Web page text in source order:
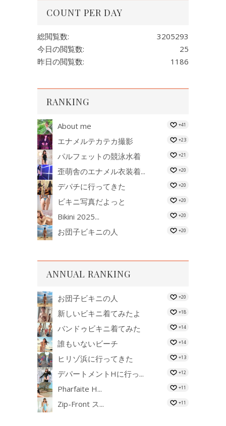
COUNT PER DAY
3205293
総閲覧数:
25
今日の閲覧数:
1186
昨日の閲覧数:
RANKING
About me +41
エナメルテカテカ撮影 +23
パルフェットの競泳水着 +21
歪萌舎のエナメル衣装着... +20
デパチに行ってきた +20
ビキニ写真だよっと +20
Bikini 2025... +20
お団子ビキニの人 +20
ANNUAL RANKING
お団子ビキニの人 +20
新しいビキニ着てみたよ +18
バンドゥビキニ着てみた +14
誰もいないビーチ +14
ヒリゾ浜に行ってきた +13
デパートメントHに行っ... +12
Pharfaite H... +11
Zip-Front ス... +11